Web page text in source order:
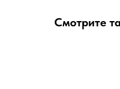
Смотрите